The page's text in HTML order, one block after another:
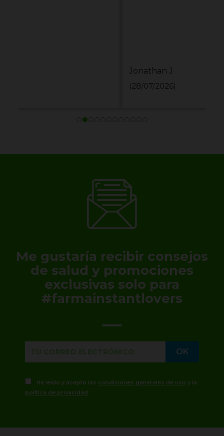
Me gustaría recibir consejos
de salud y promociones
exclusivas solo para
#farmainstantlovers
He leído y acepto las condiciones generales de uso y la
política de privacidad